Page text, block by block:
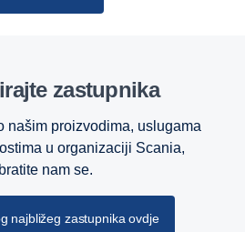
zastupnika
našim proizvodima, uslugama
u organizaciji Scania,
nam se.
najbližeg zastupnika ovdje